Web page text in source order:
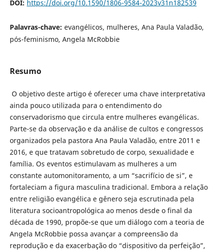
DOI: https://doi.org/10.1590/1806-9584-2023v31n182539
Palavras-chave: evangélicos, mulheres, Ana Paula Valadão,
pós-feminismo, Angela McRobbie
Resumo
O objetivo deste artigo é oferecer uma chave interpretativa
ainda pouco utilizada para o entendimento do
conservadorismo que circula entre mulheres evangélicas.
Parte-se da observação e da análise de cultos e congressos
organizados pela pastora Ana Paula Valadão, entre 2011 e
2016, e que tratavam sobretudo de corpo, sexualidade e
família. Os eventos estimulavam as mulheres a um
constante automonitoramento, a um “sacrifício de si”, e
fortaleciam a figura masculina tradicional. Embora a relação
entre religião evangélica e gênero seja escrutinada pela
literatura socioantropológica ao menos desde o final da
década de 1990, propõe-se que um diálogo com a teoria de
Angela McRobbie possa avançar a compreensão da
reprodução e da exacerbação do “dispositivo da perfeição”,